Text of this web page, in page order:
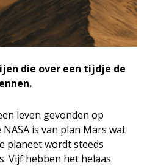
die over een tijdje de
leven gevonden op
is van plan Mars wat
planeet wordt steeds
Vijf hebben het helaas